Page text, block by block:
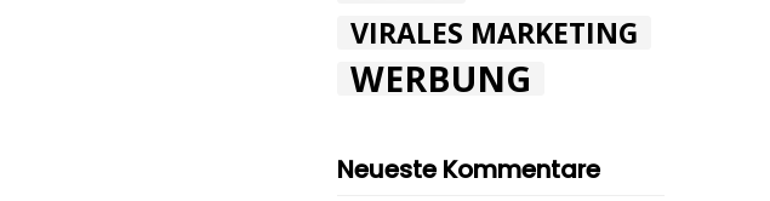
VIRALES MARKETING
WERBUNG
Neueste Kommentare